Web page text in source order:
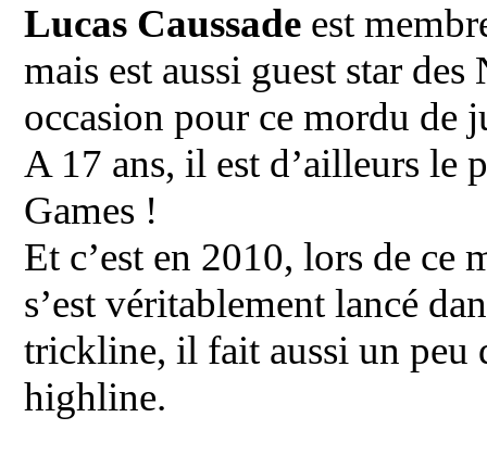
Lucas Caussade est
mais est aussi guest star
occasion pour ce mordu de
A 17 ans, il est d’ailleurs le
Games !
Et c’est en 2010, lors de ce
s’est véritablement lancé
trickline, il fait aussi un peu
highline.